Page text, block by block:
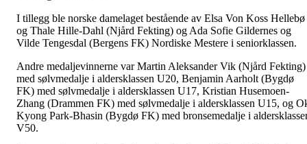
I tillegg ble norske damelaget bestående av Elsa Von Koss Hellebø
og Thale Hille-Dahl (Njård Fekting) og Ada Sofie Gildernes og
Vilde Tengesdal (Bergens FK) Nordiske Mestere i seniorklassen.
Andre medaljevinnerne var Martin Aleksander Vik (Njård Fekting)
med sølvmedalje i aldersklassen U20, Benjamin Aarholt (Bygdø
FK) med sølvmedalje i aldersklassen U17, Kristian Husemoen-
Zhang (Drammen FK) med sølvmedalje i aldersklassen U15, og
Kyong Park-Bhasin (Bygdø FK) med bronsemedalje i
V50.